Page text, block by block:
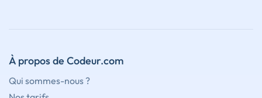
À propos de Codeur.com
Qui sommes-nous ?